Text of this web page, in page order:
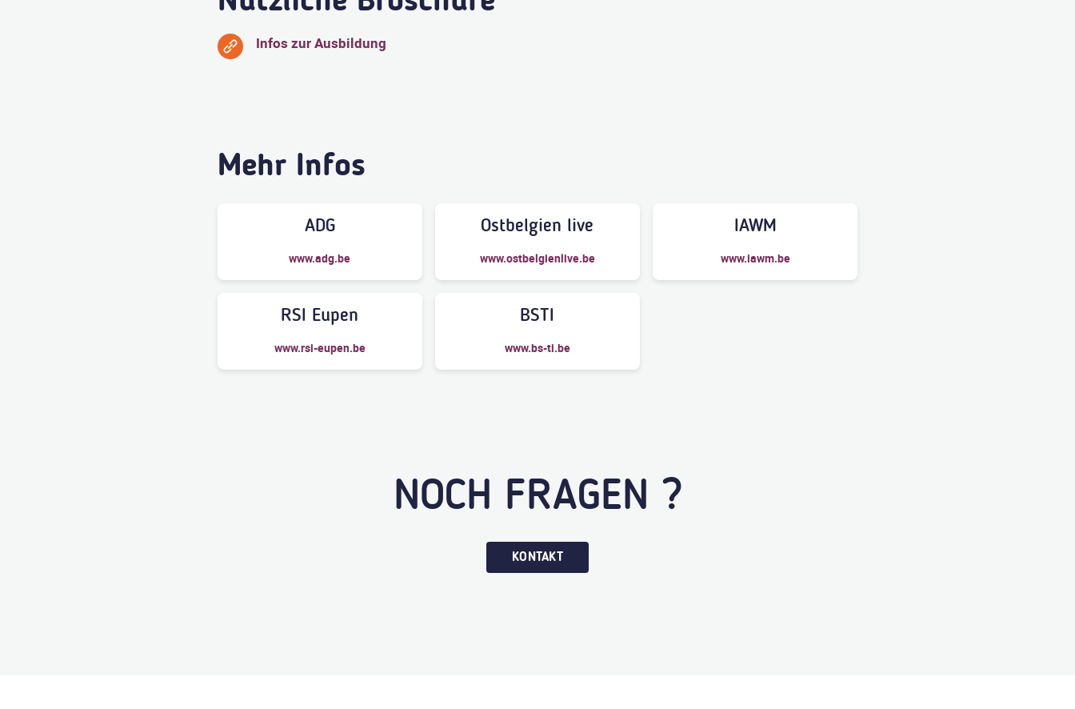
Infos zur Ausbildung
Mehr Infos
ADG
www.adg.be
Ostbelgien live
www.ostbelgienlive.be
IAWM
www.iawm.be
RSI Eupen
www.rsi-eupen.be
BSTI
www.bs-ti.be
NOCH FRAGEN ?
KONTAKT